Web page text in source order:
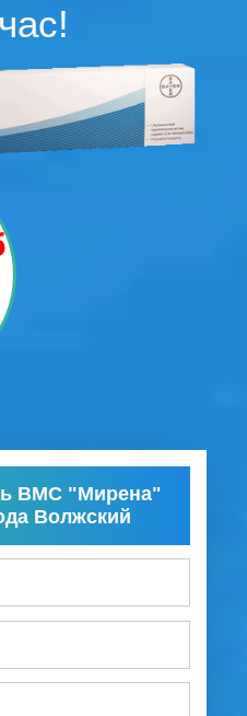
ВМС "Мирена"
Волжский